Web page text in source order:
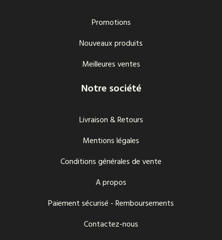
Promotions
Nouveaux produits
Meilleures ventes
Notre société
Livraison & Retours
Mentions légales
Conditions générales de vente
A propos
Paiement sécurisé - Remboursements
Contactez-nous